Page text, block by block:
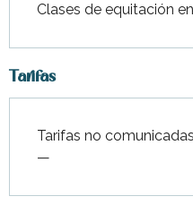
Clases de equitación
Tarifas
Tarifas no
—